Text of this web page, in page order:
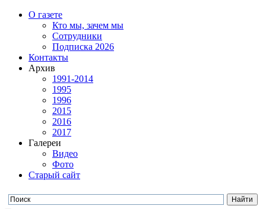
О газете
Кто мы, зачем мы
Сотрудники
Подписка 2026
Контакты
Архив
1991-2014
1995
1996
2015
2016
2017
Галереи
Видео
Фото
Старый сайт